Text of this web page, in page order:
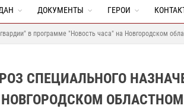
ДОКУМЕНТЫ ГЕРОИ
в программе "Новость часа" на Новгородском
СПЕЦИАЛЬНОГО
ОБЛАСТНОМ